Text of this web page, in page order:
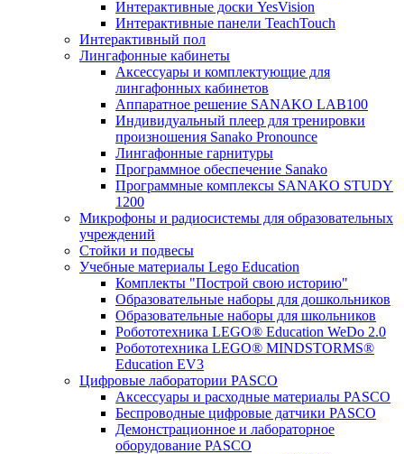
Интерактивные доски YesVision
Интерактивные панели TeachTouch
Интерактивный пол
Лингафонные кабинеты
Аксессуары и комплектующие для
лингафонных кабинетов
Аппаратное решение SANAKO LAB100
Индивидуальный плеер для тренировки
произношения Sanako Pronounce
Лингафонные гарнитуры
Программное обеспечение Sanako
Программные комплексы SANAKO STUDY
1200
Микрофоны и радиосистемы для образовательных
учреждений
Стойки и подвесы
Учебные материалы Lego Education
Комплекты "Построй свою историю"
Образовательные наборы для дошкольников
Образовательные наборы для школьников
Робототехника LEGO® Education WeDo 2.0
Робототехника LEGO® MINDSTORMS®
Education EV3
Цифровые лаборатории PASCO
Аксессуары и расходные материалы PASCO
Беспроводные цифровые датчики PASCO
Демонстрационное и лабораторное
оборудование PASCO